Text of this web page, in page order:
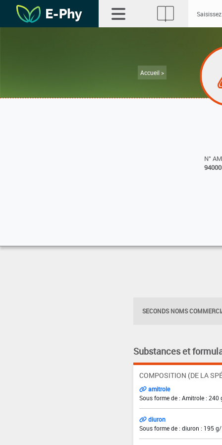
Accueil >
N°
SECONDS NOMS
Substances et
COMPOSITION (DE LA
amitrole
Sous forme de : Amitrole : 240
diuron
Sous forme de : diuron : 195